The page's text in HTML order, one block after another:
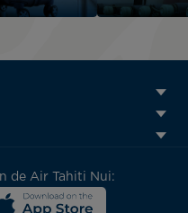
de Air Tahiti Nui: